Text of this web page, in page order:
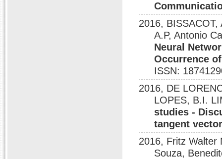
2016, BISSACOT,
A.P, Antonio
Neural
Occurrence
ISSN:
2016, DE
LOPES, B.I.
studies -
tangent
2016, Fritz Walter
Souza,